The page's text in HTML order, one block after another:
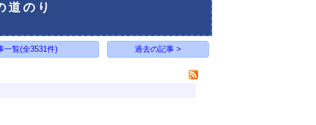
のり 10秒滞在
いいね!
一覧(全3531件) 過去の記事 >